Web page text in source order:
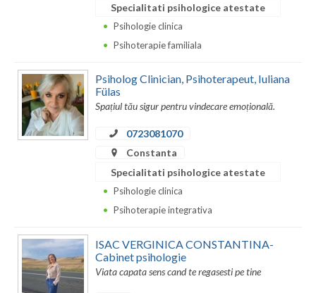
Hunedoara
Ialomita
Iasi
Mures
Neamt
Specialitati psihologice atestate
Psihologie clinica
Psihoterapie familiala
Psiholog Clinician, Psihoterapeut, Iuliana
Fülas
Spațiul tău sigur pentru vindecare emoțională.
0723081070
Constanta
Specialitati psihologice atestate
Psihologie clinica
Psihoterapie integrativa
ISAC VERGINICA CONSTANTINA-
Cabinet psihologie
Viata capata sens cand te regasesti pe tine